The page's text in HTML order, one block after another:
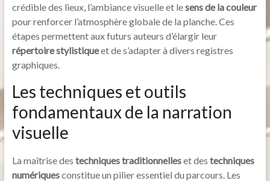
crédible des lieux, l’ambiance visuelle et lesens de la couleur
pour renforcer l’atmosphère globale de la planche. Ces
étapes permettent aux futurs auteurs d’élargir leur
répertoire stylistiqueet de s’adapter à divers registres
graphiques.
Les techniques et outils
fondamentaux de la narration
visuelle
La maîtrise des techniques traditionnelleset des techniques
numériquesconstitue un pilier essentiel du parcours. Les